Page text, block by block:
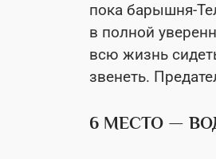
пока барышня-
в полной
всю жизнь
звенеть.
6 МЕСТО —